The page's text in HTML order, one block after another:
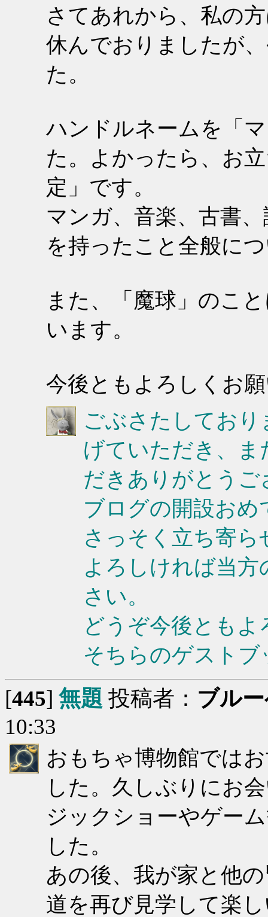
さてあれから、私の
休んでおりましたが
た。
ハンドルネームを「
た。よかったら、お
定」です。
マンガ、音楽、古書
を持ったこと全般に
また、「魔球」のこ
います。
今後ともよろしくお
ごぶさたしてお
げていただき、ま
だきありがとうご
ブログの開設お
さっそく立ち寄
よろしければ当
さい。
どうぞ今後とも
そちらのゲスト
[445] 無題 投稿者： ブル
10:33
おもちゃ博物館では
した。久しぶりにお
ジックショーやゲー
した。
あの後、我が家と他
道を再び見学して楽